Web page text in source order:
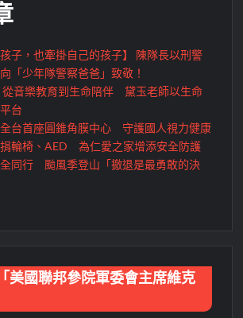
孩子，也牽掛自己的孩子】 陳隊長以刑警
「少年隊警察爸爸」致敬！
從音樂教育到生命陪伴 黛玉老師以生命
台
台首座圓錐角膜中心 守護國人視力健康
輪椅、AED 為仁愛之家增添安全防護
同行 颱風季登山「撤退是最勇敢的決
美國聯邦參院軍委會主席維克